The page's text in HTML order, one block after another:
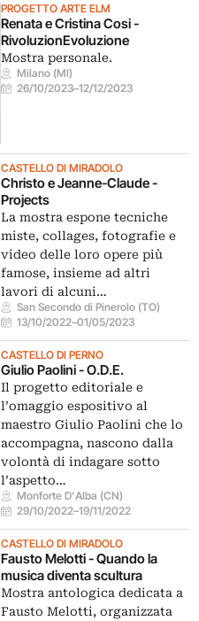
PROGETTO ARTE ELM
Renata e Cristina Cosi -
RivoluzionEvoluzione
Mostra personale.
Milano (MI)
26/10/2023–12/12/2023
CASTELLO DI MIRADOLO
Christo e Jeanne-Claude -
Projects
La mostra espone tecniche
miste, collages, fotografie e
video delle loro opere più
famose, insieme ad altri
lavori di alcuni…
San Secondo di Pinerolo (TO)
13/10/2022–01/05/2023
CASTELLO DI PERNO
Giulio Paolini - O.D.E.
Il progetto editoriale e
l’omaggio espositivo al
maestro Giulio Paolini che lo
accompagna, nascono dalla
volontà di indagare sotto
l’aspetto…
Monforte D’Alba (CN)
29/10/2022–19/11/2022
CASTELLO DI MIRADOLO
Fausto Melotti - Quando la
musica diventa scultura
Mostra antologica dedicata a
Fausto Melotti, organizzata